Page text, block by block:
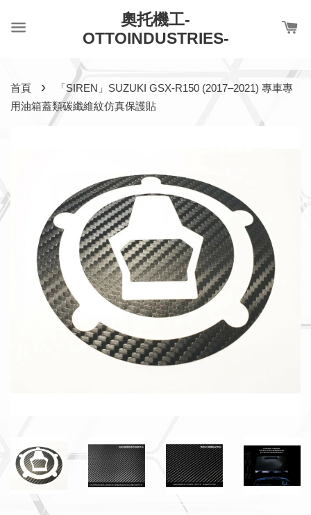
奧托機工-
OTTOINDUSTRIES-
首頁 ›
「SIREN」SUZUKI GSX-R150 (2017–2021) 專車專
用油箱蓋類碳纖維紋仿真保護貼